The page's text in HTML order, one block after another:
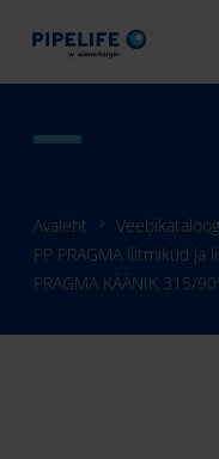
Avaleht Veebikataloog
PP PRAGMA liitmikud ja
PRAGMA KÄÄNIK 315/